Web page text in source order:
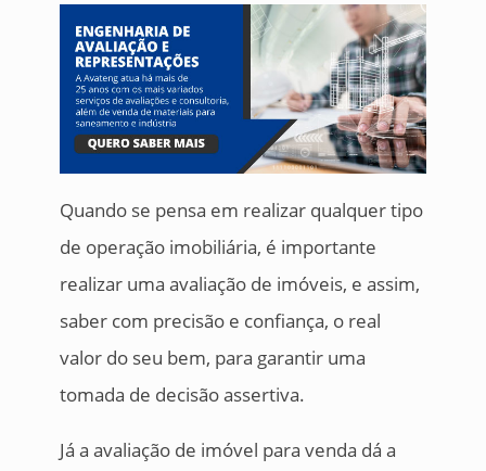
Quando se pensa em realizar qualquer tipo
de operação imobiliária, é importante
realizar uma avaliação de imóveis, e assim,
saber com precisão e confiança, o real
valor do seu bem, para garantir uma
tomada de decisão assertiva.
Já a avaliação de imóvel para venda dá a